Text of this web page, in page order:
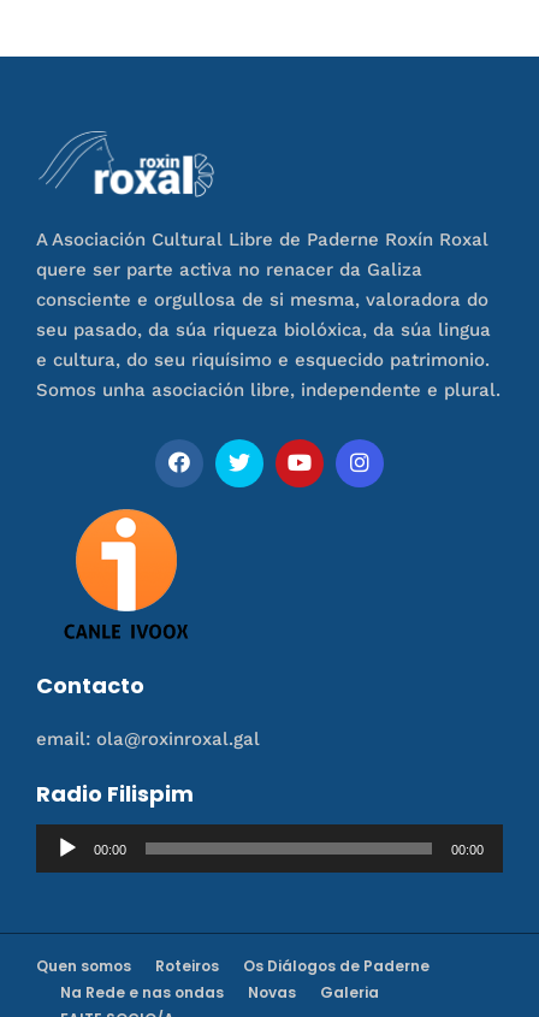
A Asociación Cultural Libre de Paderne Roxín Roxal
quere ser parte activa no renacer da Galiza
consciente e orgullosa de si mesma, valoradora do
seu pasado, da súa riqueza biolóxica, da súa lingua
e cultura, do seu riquísimo e esquecido patrimonio.
Somos unha asociación libre, independente e plural.
Contacto
email: ola@roxinroxal.gal
Radio Filispim
Reproductor
00:00 00:00
Quen somos Roteiros
Os Diálogos de Paderne
Na Rede e nas ondas
Novas
Galeria